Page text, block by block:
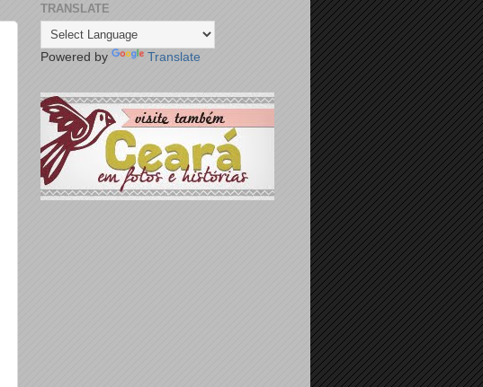
TRANSLATE
Powered by Translate